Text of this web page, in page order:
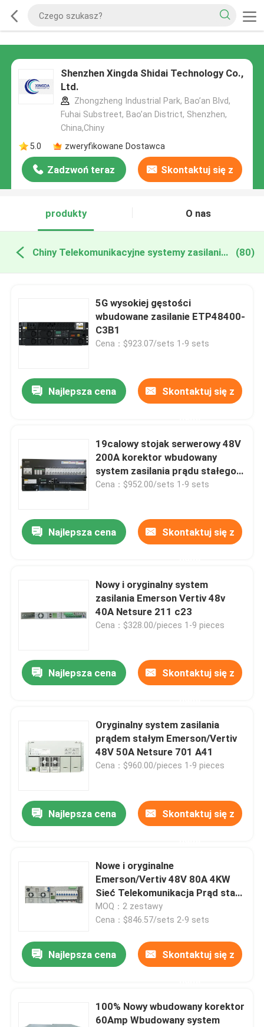
Shenzhen Xingda Shidai Technology Co.,
Ltd.
Zhongzheng Industrial Park, Bao’an Blvd,
Fuhai Substreet, Bao’an District, Shenzhen,
China,Chiny
5.0
zweryfikowane Dostawca
Zadzwoń teraz Skontaktuj się z
produkty
O nas
Chiny Telekomunikacyjne systemy zasilania prądem stałym (80)
5G wysokiej gęstości
wbudowane zasilanie ETP48400-
C3B1
Cena：$923.07/sets 1-9 sets
Najlepsza cena Skontaktuj się z
19calowy stojak serwerowy 48V
200A korektor wbudowany
system zasilania prądu stałego
ETP48200-C5B6 dla stacji
Cena：$952.00/sets 1-9 sets
Najlepsza cena Skontaktuj się z
Nowy i oryginalny system
zasilania Emerson Vertiv 48v
40A Netsure 211 c23
Cena：$328.00/pieces 1-9 pieces
Najlepsza cena Skontaktuj się z
Oryginalny system zasilania
prądem stałym Emerson/Vertiv
48V 50A Netsure 701 A41
Cena：$960.00/pieces 1-9 pieces
Najlepsza cena Skontaktuj się z
Nowe i oryginalne
Emerson/Vertiv 48V 80A 4KW
Sieć Telekomunikacja Prąd stały
System zasilania wbudowany
NetSure 211 C46
MOQ：2 zestawy
Cena：$846.57/sets 2-9 sets
Najlepsza cena Skontaktuj się z
100% Nowy wbudowany korektor
60Amp Wbudowany system